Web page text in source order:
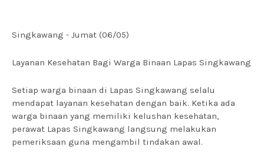
Singkawang - Jumat (06/05)
Layanan Kesehatan Bagi Warga Binaan Lapas Singkawang
Setiap warga binaan di Lapas Singkawang selalu
mendapat layanan kesehatan dengan baik. Ketika ada
warga binaan yang memiliki kelushan kesehatan,
perawat Lapas Singkawang langsung melakukan
pemeriksaan guna mengambil tindakan awal.